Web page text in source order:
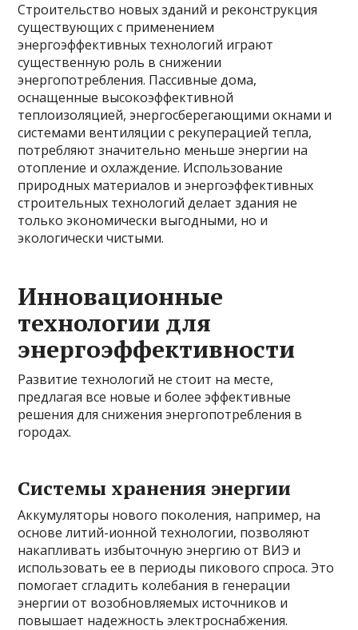
Строительство новых зданий и реконструкция
существующих с применением
энергоэффективных технологий играют
существенную роль в снижении
энергопотребления. Пассивные дома,
оснащенные высокоэффективной
теплоизоляцией, энергосберегающими окнами и
системами вентиляции с рекуперацией тепла,
потребляют значительно меньше энергии на
отопление и охлаждение. Использование
природных материалов и энергоэффективных
строительных технологий делает здания не
только экономически выгодными, но и
экологически чистыми.
Инновационные
технологии для
энергоэффективности
Развитие технологий не стоит на месте,
предлагая все новые и более эффективные
решения для снижения энергопотребления в
городах.
Системы хранения энергии
Аккумуляторы нового поколения, например, на
основе литий-ионной технологии, позволяют
накапливать избыточную энергию от ВИЭ и
использовать ее в периоды пикового спроса. Это
помогает сгладить колебания в генерации
энергии от возобновляемых источников и
повышает надежность электроснабжения.